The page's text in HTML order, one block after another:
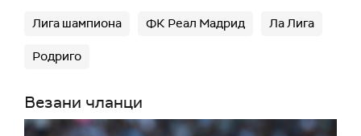
Лига шампиона ФК Реал Мадрид Ла Лига
Родриго
Везани чланци